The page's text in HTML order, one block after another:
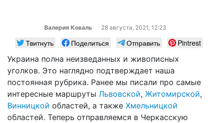
Валерия Коваль 28 августа, 2021, 12:23
Твитнуть Поделиться Отправить
Pintrest
Украина полна неизведанных и живописных
уголков. Это наглядно подтверждает наша
постоянная рубрика. Ранее мы писали про самые
интересные маршруты Львовской, Житомирской,
Винницкой областей, а также Хмельницкой
областей. Теперь отправляемся в Черкасскую